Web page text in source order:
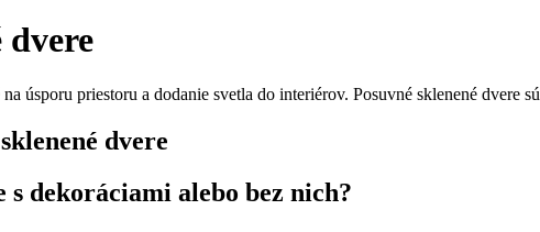
dvere
úsporu priestoru a dodanie svetla do interiérov. Posuvné sklenené dvere sú
dvere
s dekoráciami alebo bez nich?